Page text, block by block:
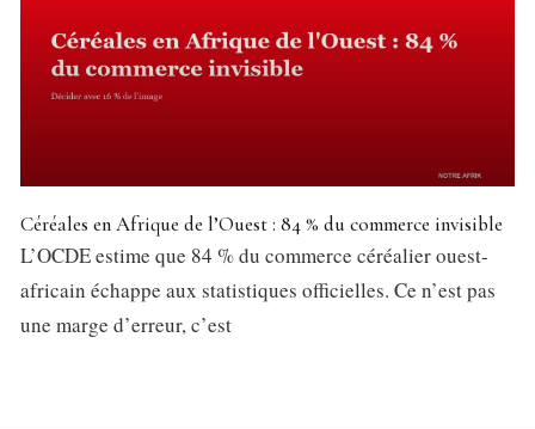
Céréales en Afrique de l’Ouest : 84 % du commerce invisible
L’OCDE estime que 84 % du commerce céréalier ouest-
africain échappe aux statistiques officielles. Ce n’est pas
une marge d’erreur, c’est